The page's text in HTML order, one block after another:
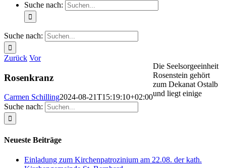
Suche nach:
Suche nach:
Zurück Vor
Rosenkranz
Carmen Schilling2024-08-21T15:19:10+02:00
Suche nach:
Neueste Beiträge
Einladung zum Kirchenpatrozinium am 22.08. der kath.
Die Seelsorgeeinheit
Rosenstein gehört
zum Dekanat Ostalb
und liegt einige